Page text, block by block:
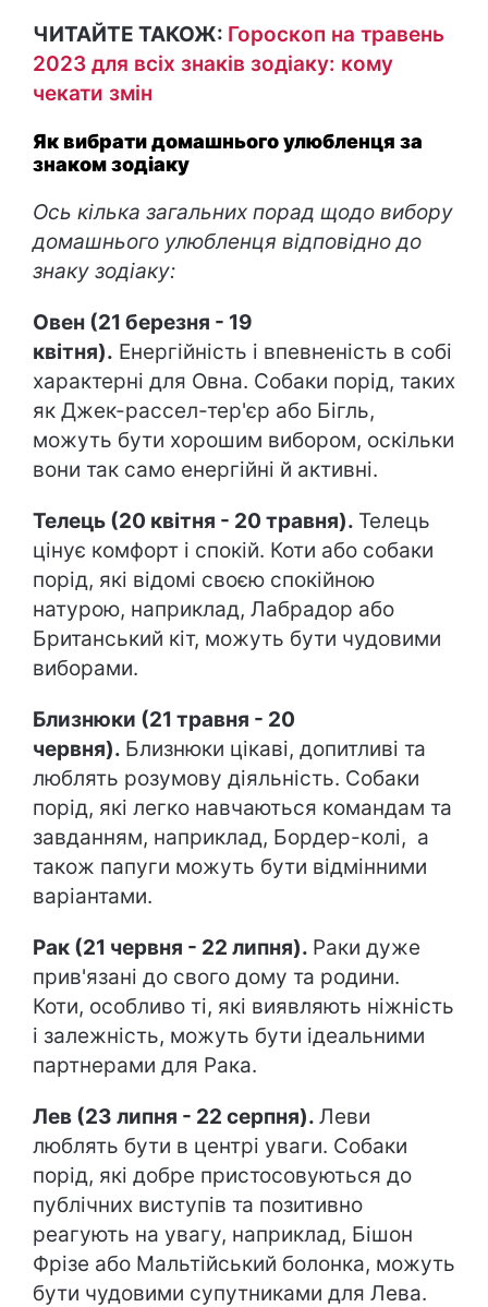
ЧИТАЙТЕ ТАКОЖ: Гороскоп на травень
2023 для всіх знаків зодіаку: кому
чекати змін
Як вибрати домашнього улюбленця за
знаком зодіаку
Ось кілька загальних порад щодо вибору
домашнього улюбленця відповідно до
знаку зодіаку:
Овен (21 березня - 19
квітня). Енергійність і впевненість в собі
характерні для Овна. Собаки порід, таких
як Джек-рассел-тер'єр або Бігль,
можуть бути хорошим вибором, оскільки
вони так само енергійні й активні.
Телець (20 квітня - 20 травня). Телець
цінує комфорт і спокій. Коти або собаки
порід, які відомі своєю спокійною
натурою, наприклад, Лабрадор або
Британський кіт, можуть бути чудовими
виборами.
Близнюки (21 травня - 20
червня). Близнюки цікаві, допитливі та
люблять розумову діяльність. Собаки
порід, які легко навчаються командам та
завданням, наприклад, Бордер-колі, а
також папуги можуть бути відмінними
варіантами.
Рак (21 червня - 22 липня). Раки дуже
прив'язані до свого дому та родини.
Коти, особливо ті, які виявляють ніжність
і залежність, можуть бути ідеальними
партнерами для Рака.
Лев (23 липня - 22 серпня). Леви
люблять бути в центрі уваги. Собаки
порід, які добре пристосовуються до
публічних виступів та позитивно
реагують на увагу, наприклад, Бішон
Фрізе або Мальтійський болонка, можуть
бути чудовими супутниками для Лева.